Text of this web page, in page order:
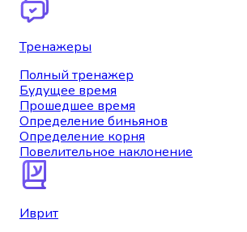
Тренажеры
Полный тренажер
Будущее время
Прошедшее время
Определение биньянов
Определение корня
Повелительное наклонение
Иврит